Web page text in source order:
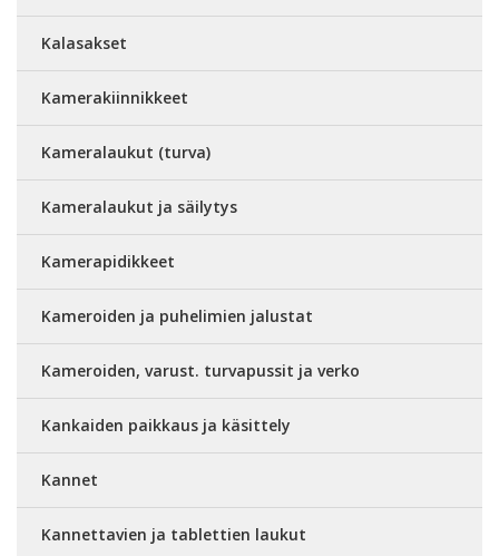
Kalasakset
Kamerakiinnikkeet
Kameralaukut (turva)
Kameralaukut ja säilytys
Kamerapidikkeet
Kameroiden ja puhelimien jalustat
Kameroiden, varust. turvapussit ja verko
Kankaiden paikkaus ja käsittely
Kannet
Kannettavien ja tablettien laukut